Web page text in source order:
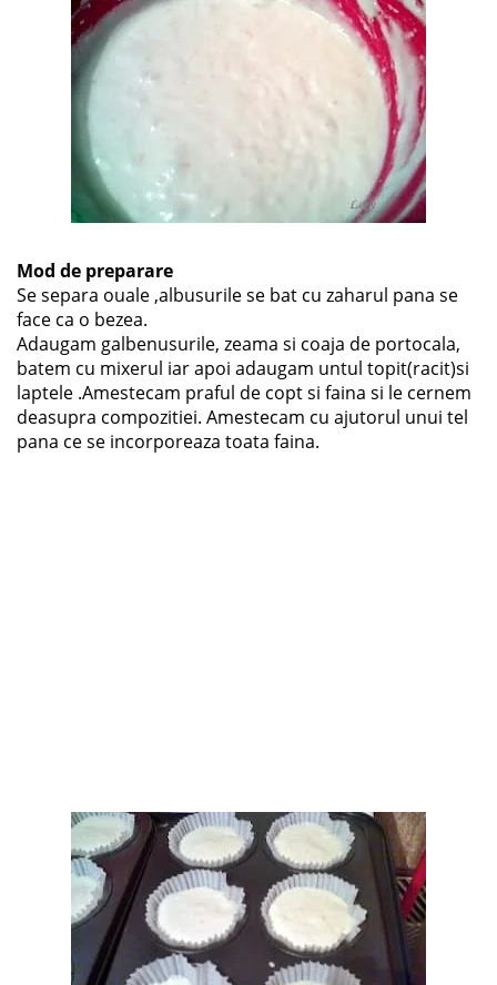
Mod de preparare
Se separa ouale ,albusurile se bat cu zaharul pana se
face ca o bezea.
Adaugam galbenusurile, zeama si coaja de portocala,
batem cu mixerul iar apoi adaugam untul topit(racit)si
laptele .Amestecam praful de copt si faina si le cernem
deasupra compozitiei. Amestecam cu ajutorul unui tel
pana ce se incorporeaza toata faina.